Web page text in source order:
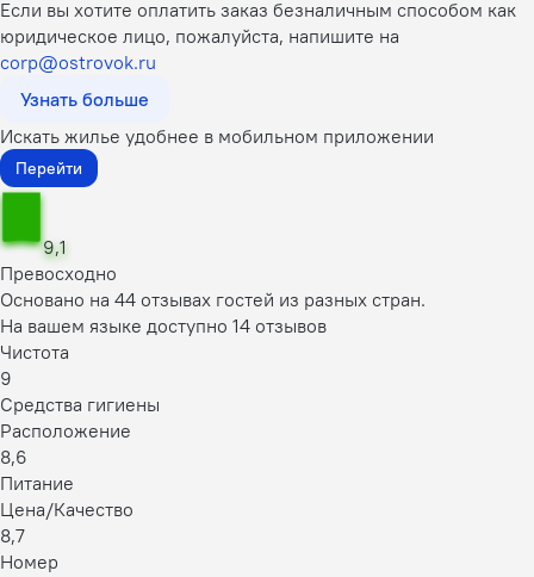
Если вы хотите оплатить заказ безналичным способом как
юридическое лицо, пожалуйста, напишите на
corp@ostrovok.ru
Узнать больше
Искать жилье удобнее в мобильном приложении
Перейти
9,1
Превосходно
Основано на 44 отзывах гостей из разных стран.
На вашем языке доступно 14 отзывов
Чистота
9
Средства гигиены
Расположение
8,6
Питание
Цена/Качество
8,7
Номер